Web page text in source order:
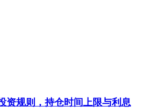
资规则，持仓时间上限与利息